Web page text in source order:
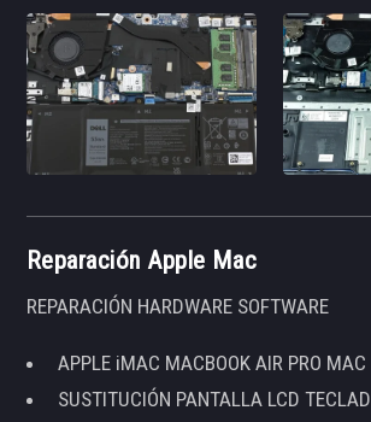
Reparación Apple Mac
REPARACIÓN HARDWARE SOFTWARE
APPLE iMAC MACBOOK AIR PRO MAC
SUSTITUCIÓN PANTALLA LCD